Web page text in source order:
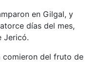
en Gilgal, y
días del mes,
Jericó.
comieron del fruto de